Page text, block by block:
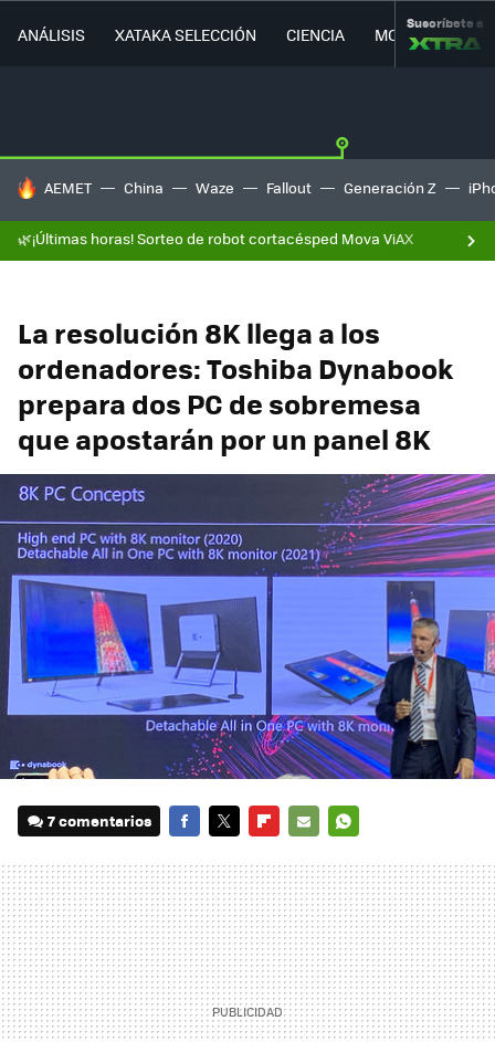
ANÁLISIS XATAKA SELECCIÓN CIENCIA MOVILIDAD
Suscríbete a
HOY SE HABLA DE
AEMET China Waze Fallout Generación Z
🌿¡Últimas horas! Sorteo de robot cortacésped Mova ViAX
La resolución 8K llega a los
ordenadores: Toshiba Dynabook
prepara dos PC de sobremesa
que apostarán por un panel 8K
7 comentarios
MAIL